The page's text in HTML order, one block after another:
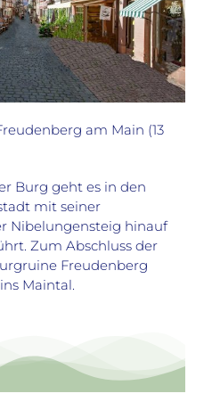
am Main (13
Burg geht es in den
mit seiner
Nibelungensteig hinauf
Zum Abschluss der
Freudenberg
Maintal.